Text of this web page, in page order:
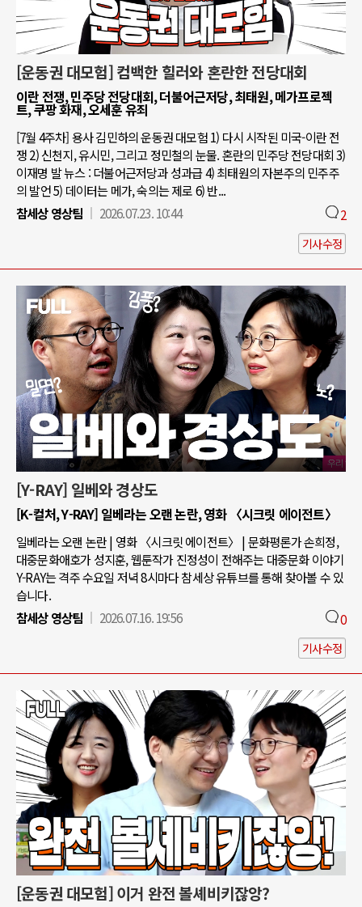
[운동권 대모험] 컴백한 힐러와 혼란한 전당대회
이란 전쟁, 민주당 전당대회, 더불어근저당, 최태원, 메가프로젝
트, 쿠팡 화재, 오세훈 유죄
[7월 4주차] 용사 김민하의 운동권 대모험 1) 다시 시작된 미국-이란 전
쟁 2) 신천지, 유시민, 그리고 정민철의 눈물. 혼란의 민주당 전당대회 3)
이재명 발 뉴스 : 더불어근저당과 성과급 4) 최태원의 자본주의 민주주
의 발언 5) 데이터는 메가, 숙의는 제로 6) 반...
참세상 영상팀
2026.07.23. 10:44 2
기사수정
[Y-RAY] 일베와 경상도
[K-컬처, Y-RAY] 일베라는 오랜 논란, 영화 〈시크릿 에이전트〉
일베라는 오랜 논란 | 영화 〈시크릿 에이전트〉 | 문화평론가 손희정,
대중문화애호가 성지훈, 웹툰작가 진정성이 전해주는 대중문화 이야기
Y-RAY는 격주 수요일 저녁 8시마다 참세상 유튜브를 통해 찾아볼 수 있
습니다.
참세상 영상팀
2026.07.16. 19:56 0
기사수정
[운동권 대모험] 이거 완전 볼셰비키잖앙?